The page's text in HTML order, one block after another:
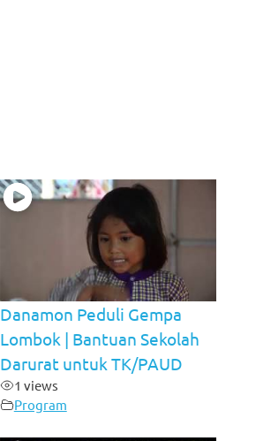
Danamon Peduli Gempa
Lombok | Bantuan Sekolah
Darurat untuk TK/PAUD
1 views
Program